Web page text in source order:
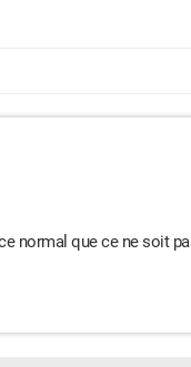
normal que ce ne soit